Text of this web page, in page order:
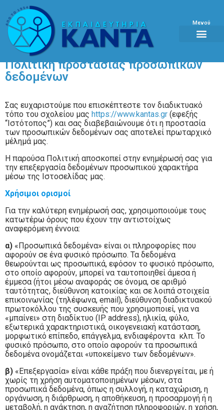
Μενού
Πολιτική προστασίας προσωπικών
δεδομένων
Σας ευχαριστούμε που επισκέπτεστε τον διαδικτυακό
τόπο του σχολείου μας https://www.kantas.gr (εφεξής
“Ιστότοπος”) και σας διαβεβαιώνουμε ότι η προστασία
των προσωπικών δεδομένων σας αποτελεί πρωταρχικό
μέλημά μας.
Η παρούσα Πολιτική αποσκοπεί στην ενημέρωσή σας για
την επεξεργασία δεδομένων προσωπικού χαρακτήρα
μέσω της Ιστοσελίδας μας.
Χρήσιμοι ορισμοί
Για την καλύτερη ενημέρωσή σας, χρησιμοποιούμε τους
κατωτέρω όρους που έχουν την αντιστοίχως
αναφερόμενη έννοια:
α) «Προσωπικά δεδομένα» είναι οι πληροφορίες που
αφορούν σε ένα φυσικό πρόσωπο. Τα δεδομένα
θεωρούνται ως προσωπικά, εφόσον το φυσικό πρόσωπο,
στο οποίο αφορούν, μπορεί να ταυτοποιηθεί άμεσα ή
έμμεσα (ήτοι μέσω αναφοράς σε όνομα, σε αριθμό
ταυτότητας, διεύθυνση κατοικίας και σε λοιπά στοιχεία
επικοινωνίας (τηλέφωνα, email), διεύθυνση διαδικτυακού
πρωτοκόλλου της συσκευής που χρησιμοποιεί, για να
«μπαίνει» στη διαδίκτυο (IP address), ηλικία, φύλο,
εξωτερικά χαρακτηριστικά, οικογενειακή κατάσταση,
μορφωτικό επίπεδο, επάγγελμα, ενδιαφέροντα κλπ. Το
φυσικό πρόσωπο, στο οποίο αφορούν τα προσωπικά
δεδομένα ονομάζεται «υποκείμενο των δεδομένων».
β) «Επεξεργασία» είναι κάθε πράξη που διενεργείται, με ή
χωρίς τη χρήση αυτοματοποιημένων μέσων, στα
προσωπικά δεδομένα, όπως η συλλογή, η καταχώριση, η
οργάνωση, η διάρθρωση, η αποθήκευση, η προσαρμογή ή η
μεταβολή, η ανάκτηση, η αναζήτηση πληροφοριών, η χρήση,